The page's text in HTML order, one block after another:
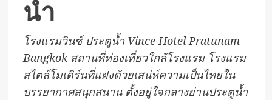
น้ำ
โรงแรมวินซ์ ประตูน้ำ Vince Hotel Pratunam
Bangkok สถานที่ท่องเที่ยวใกล้โรงแรม โรงแรม
สไตล์โมเดิร์นที่แฝงด้วยเสน่ห์ความเป็นไทยใน
บรรยากาศสนุกสนาน ตั้งอยู่ใจกลางย่านประตูน้ำ